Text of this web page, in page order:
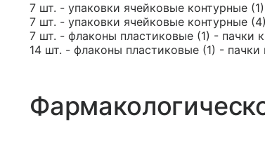
7 шт. - упаковки ячейковые контурные
7 шт. - упаковки ячейковые контурные
7 шт. - флаконы пластиковые (1) - пачки
14 шт. - флаконы пластиковые (1) - пачки